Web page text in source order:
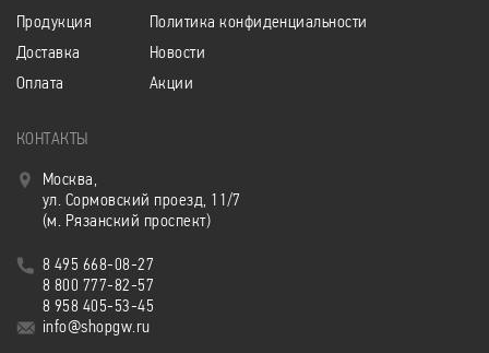
Продукция
Доставка
Оплата
Политика конфиденциальности
Новости
Акции
КОНТАКТЫ
Москва,
ул. Сормовский проезд, 11/7
(м. Рязанский проспект)
8 495 668-08-27
8 800 777-82-57
8 958 405-53-45
info@shopgw.ru